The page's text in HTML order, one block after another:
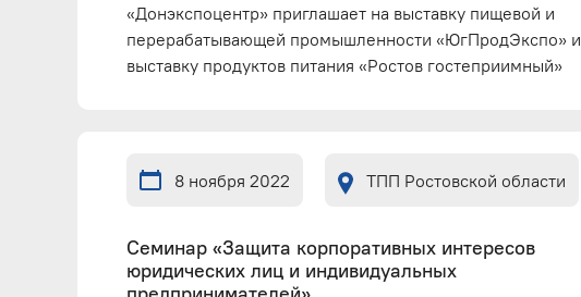
«Донэкспоцентр» приглашает на выставку пищевой и
перерабатывающей промышленности «ЮгПродЭкспо» и
выставку продуктов питания «Ростов гостеприимный»
8 ноября 2022 ТПП Ростовской области
Семинар «Защита корпоративных интересов
юридических лиц и индивидуальных